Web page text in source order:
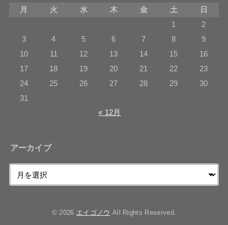
月
火 水 木 金 土
日
1
2
3
4 5 6 7 8
9
10
11 12 13 14 15
16
17
18 19 20 21 22
23
24
25 26 27 28 29
30
31
« 12月
アーカイブ
© 2026 エイゴノウ All Rights Reserved.